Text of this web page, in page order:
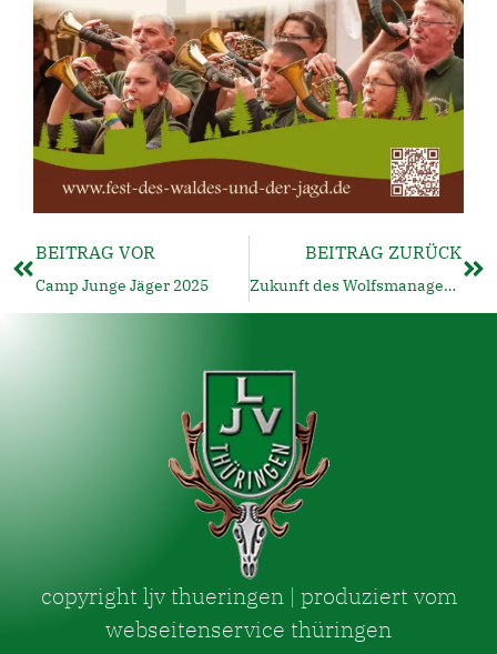
BEITRAG VOR
Camp Junge Jäger 2025
BEITRAG ZURÜCK
Zukunft des Wolfsmanagements
copyright ljv thueringen | produziert vom
webseitenservice thüringen